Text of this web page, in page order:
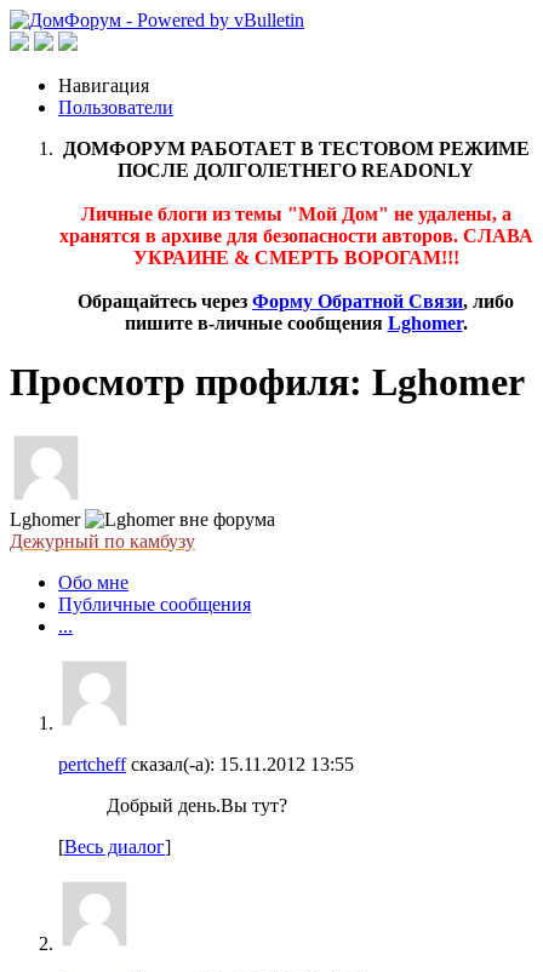
Навигация
Пользователи
ДОМФОРУМ РАБОТАЕТ В ТЕСТОВОМ РЕЖИМЕ
ПОСЛЕ ДОЛГОЛЕТНЕГО READONLY
Личные блоги из темы "Мой Дом" не удалены, а
хранятся в архиве для безопасности авторов. СЛАВА
УКРАИНЕ & СМЕРТЬ ВОРОГАМ!!!
Обращайтесь через Форму Обратной Связи, либо
пишите в-личные сообщения Lghomer.
Просмотр профиля: Lghomer
Lghomer
Дежурный по камбузу
Обо мне
Публичные сообщения
...
pertcheffсказал(-а): 15.11.2012 13:55
Добрый день.Вы тут?
[Весь диалог]